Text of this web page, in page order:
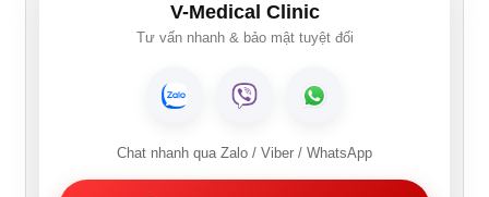
V-Medical Clinic
Tư vấn nhanh & bảo mật tuyệt đối
Chat nhanh qua Zalo / Viber / WhatsApp